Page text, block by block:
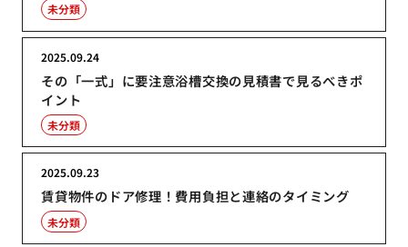
未分類
その「一式」に要注意浴槽交換の見積書で見るべきポ
イント
2025.09.24
未分類
賃貸物件のドア修理！費用負担と連絡のタイミング
2025.09.23
未分類